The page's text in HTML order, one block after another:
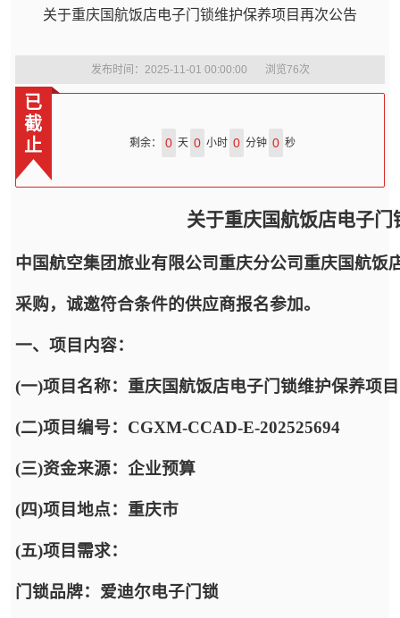
关于重庆国航饭店电子门锁维护保养项目再次公告
发布时间：2025-11-01 00:00:00 浏览76次
已
截
止
剩余： 0 天 0 小时 0 分钟 0 秒
关于重庆国航饭店电子
中国航空集团旅业有限公司重庆分公司重庆国航
采购，诚邀符合条件的供应商报名参加。
一、项目内容：
(一)项目名称：重庆国航饭店电子门锁维护保养项目
(二)项目编号：CGXM-CCAD-E-202525694
(三)资金来源：企业预算
(四)项目地点：重庆市
(五)项目需求：
门锁品牌：爱迪尔电子门锁